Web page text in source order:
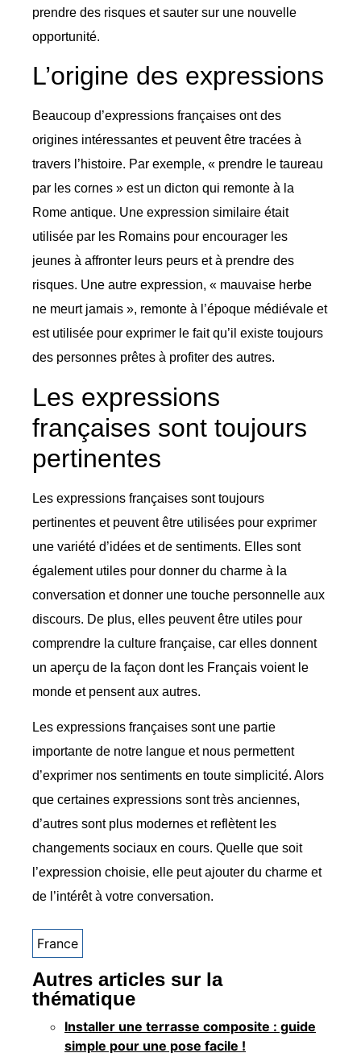
prendre des risques et sauter sur une nouvelle
opportunité.
L’origine des expressions
Beaucoup d’expressions françaises ont des
origines intéressantes et peuvent être tracées à
travers l’histoire. Par exemple, « prendre le taureau
par les cornes » est un dicton qui remonte à la
Rome antique. Une expression similaire était
utilisée par les Romains pour encourager les
jeunes à affronter leurs peurs et à prendre des
risques. Une autre expression, « mauvaise herbe
ne meurt jamais », remonte à l’époque médiévale et
est utilisée pour exprimer le fait qu’il existe toujours
des personnes prêtes à profiter des autres.
Les expressions
françaises sont toujours
pertinentes
Les expressions françaises sont toujours
pertinentes et peuvent être utilisées pour exprimer
une variété d’idées et de sentiments. Elles sont
également utiles pour donner du charme à la
conversation et donner une touche personnelle aux
discours. De plus, elles peuvent être utiles pour
comprendre la culture française, car elles donnent
un aperçu de la façon dont les Français voient le
monde et pensent aux autres.
Les expressions françaises sont une partie
importante de notre langue et nous permettent
d’exprimer nos sentiments en toute simplicité. Alors
que certaines expressions sont très anciennes,
d’autres sont plus modernes et reflètent les
changements sociaux en cours. Quelle que soit
l’expression choisie, elle peut ajouter du charme et
de l’intérêt à votre conversation.
France
Autres articles sur la
thématique
Installer une terrasse composite : guide
simple pour une pose facile !